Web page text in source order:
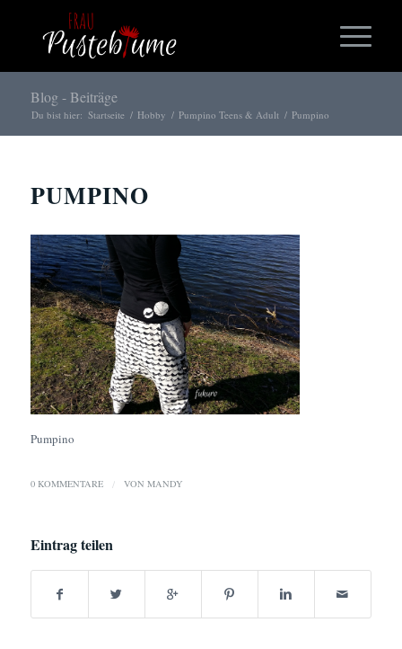
Blog - Beiträge
Du bist hier: Startseite / Hobby / Pumpino Teens & Adult / Pumpino
PUMPINO
Pumpino
0 KOMMENTARE / VON MANDY
Eintrag teilen